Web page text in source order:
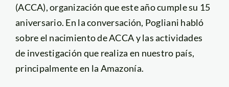
(ACCA), organización que este año cumple su 15
aniversario. En la conversación, Pogliani habló
sobre el nacimiento de ACCA y las actividades
de investigación que realiza en nuestro país,
principalmente en la Amazonía.